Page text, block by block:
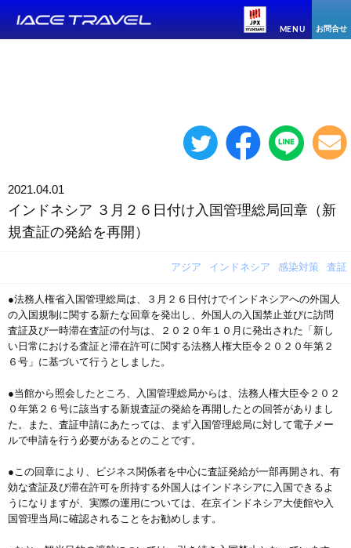
MENU お問合せ
2021.04.01
インドネシア ３月２６日付け入国管理総局回章（新
規査証の発給を再開）
アジア インドネシア 感染対策 査証
●法務人権省入国管理総局は、３月２６日付けでインドネシアへの外国人
の入国規制に関する新たな回章を発出し、外国人の入国禁止並びに訪問
査証及び一時滞在査証の付与は、２０２０年１０月に発出された「新し
い日常における査証と滞在許可に関する法務人権大臣令２０２０年第２
６号」に基づいて行うとしました。
●当館から照会したところ、入国管理総局からは、法務人権大臣令２０２
０年第２６号に該当する新規査証の発給を再開したとの回答がありまし
た。また、査証申請にあたっては、まず入国管理総局に対して電子メー
ルで申請を行う必要があるとのことです。
●この回章により、ビジネス関係者を中心に査証発給が一部再開され、有
効な査証及び滞在許可を所持する外国人はインドネシアに入国できるよ
うになりますが、実際の運用については、在京インドネシア大使館や入
国管理当局に確認されることをお勧めします。